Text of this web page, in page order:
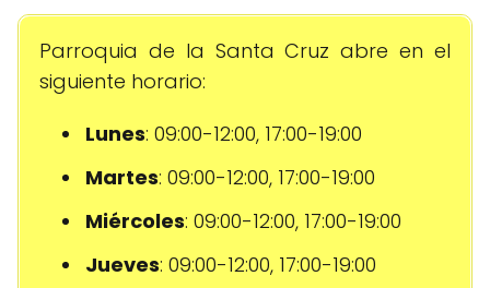
Parroquia de la Santa Cruz abre en el
siguiente horario:
Lunes: 09:00-12:00, 17:00-19:00
Martes: 09:00-12:00, 17:00-19:00
Miércoles: 09:00-12:00, 17:00-19:00
Jueves: 09:00-12:00, 17:00-19:00